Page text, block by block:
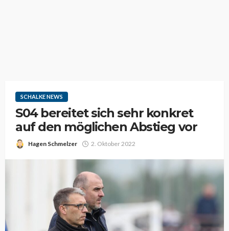
SCHALKE NEWS
S04 bereitet sich sehr konkret
auf den möglichen Abstieg vor
Hagen Schmelzer 2. Oktober 2022